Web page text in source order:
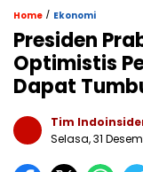
Home / Ekonomi
Presiden
Optimistis
Dapat
Tim
Selasa, 31